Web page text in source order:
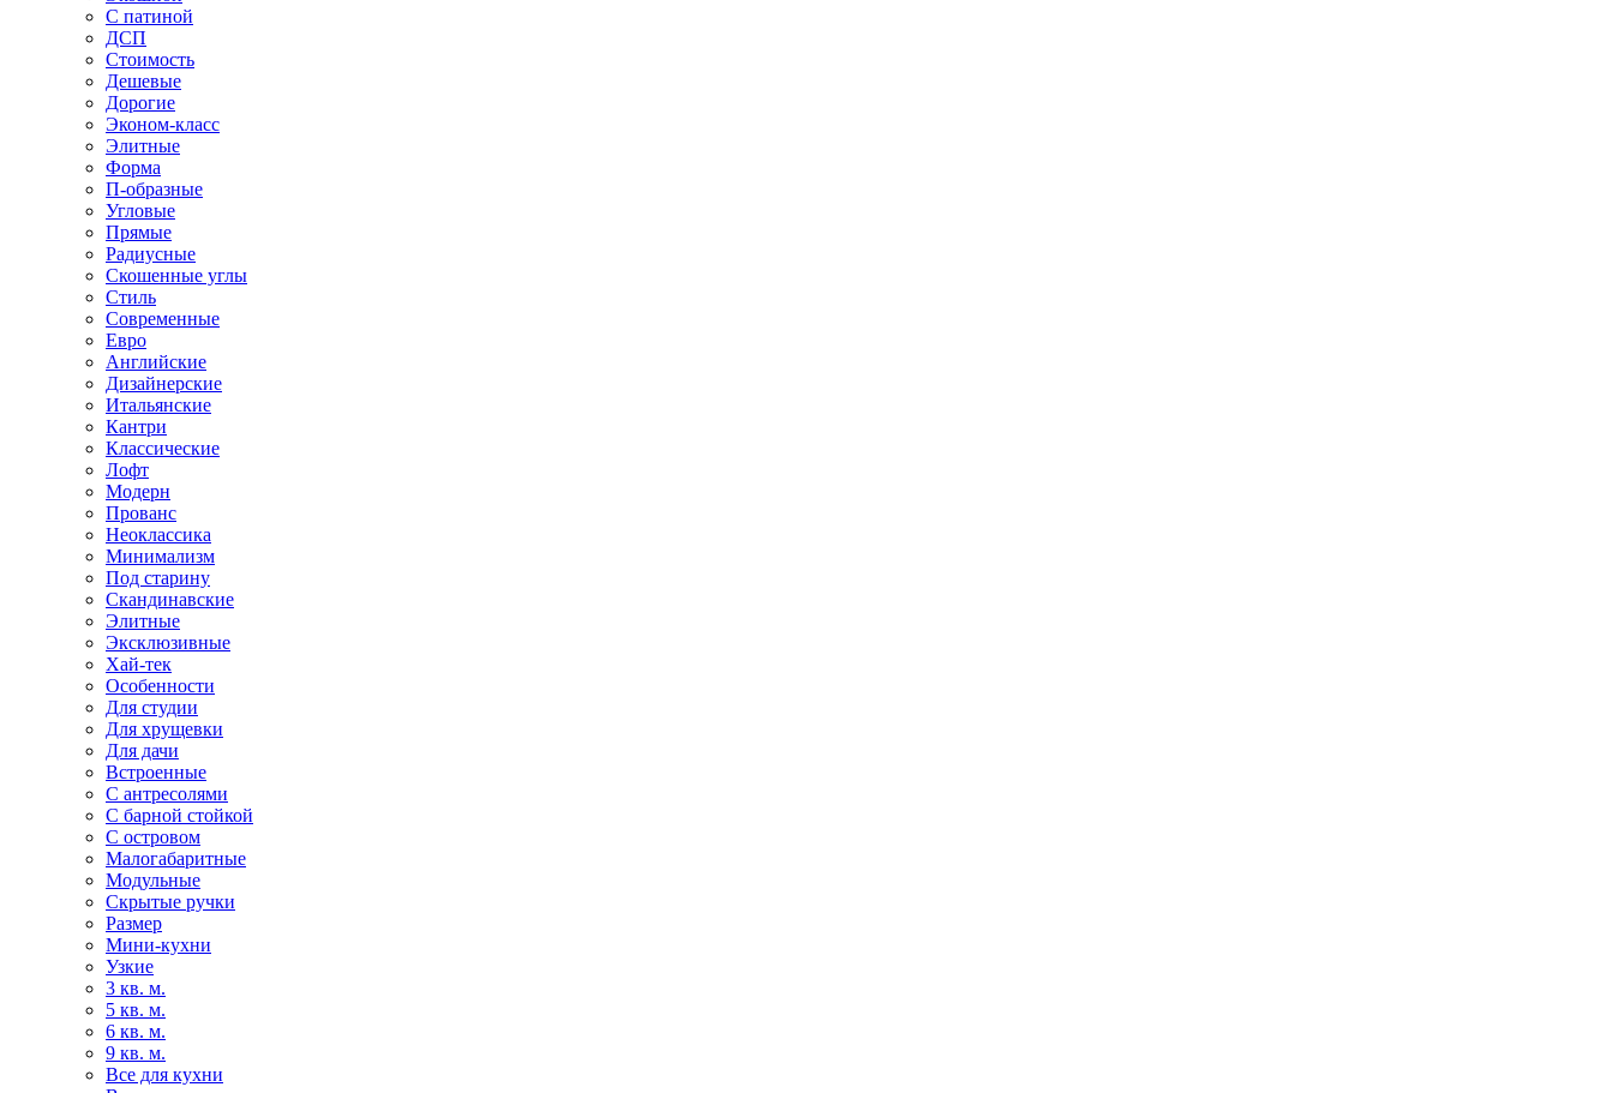
С патиной
ДСП
Стоимость
Дешевые
Дорогие
Эконом-класс
Элитные
Форма
П-образные
Угловые
Прямые
Радиусные
Скошенные углы
Стиль
Современные
Евро
Английские
Дизайнерские
Итальянские
Кантри
Классические
Лофт
Модерн
Прованс
Неоклассика
Минимализм
Под старину
Скандинавские
Элитные
Эксклюзивные
Хай-тек
Особенности
Для студии
Для хрущевки
Для дачи
Встроенные
С антресолями
С барной стойкой
С островом
Малогабаритные
Модульные
Скрытые ручки
Размер
Мини-кухни
Узкие
3 кв. м.
5 кв. м.
6 кв. м.
9 кв. м.
Все для кухни